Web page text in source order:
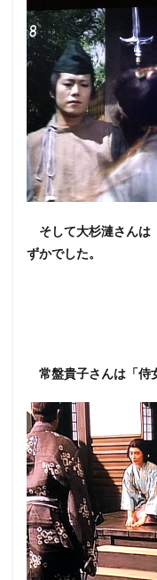
そして大杉漣さんは
ずかでした。
常盤貴子さんは「侍